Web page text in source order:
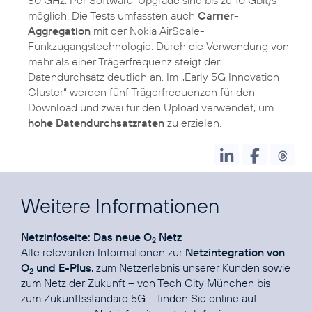
möglich. Die Tests umfassten auch Carrier-
Aggregation mit der Nokia AirScale-
Funkzugangstechnologie. Durch die Verwendung von
mehr als einer Trägerfrequenz steigt der
Datendurchsatz deutlich an. Im „Early 5G Innovation
Cluster“ werden fünf Trägerfrequenzen für den
Download und zwei für den Upload verwendet, um
hohe Datendurchsatzraten zu erzielen.
Weitere Informationen
Netzinfoseite: Das neue O2 Netz
Alle relevanten Informationen zur Netzintegration von
O2 und E-Plus, zum Netzerlebnis unserer Kunden sowie
zum Netz der Zukunft – von Tech City München bis
zum Zukunftsstandard 5G – finden Sie online auf